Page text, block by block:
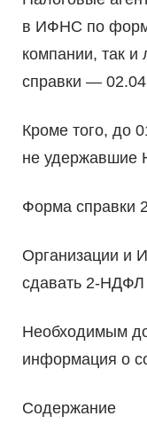
в ИФНС по
компании, так
справки —
Кроме того, до
не удержавшие
Форма справки
Организации и
сдавать 2-НДФЛ
Необходимым
информация о
Содержание